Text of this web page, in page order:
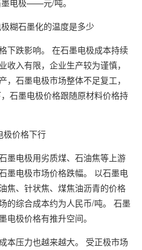
电极——元/吨。
下跌影响。 在石墨电极成本持续
入有限，企业生产较为谨慎，
石墨电极市场整体不足复工，
石墨电极价格跟随原材料价格持
极价格下行
墨电极用劣质煤、石油焦等上游
墨电极市场价格跌幅。 以石墨电
焦、针状焦、煤焦油沥青的价格
的综合成本约为人民币/吨。 石墨
电极价格有推升空间。
本压力也越来越大。 受正极市场